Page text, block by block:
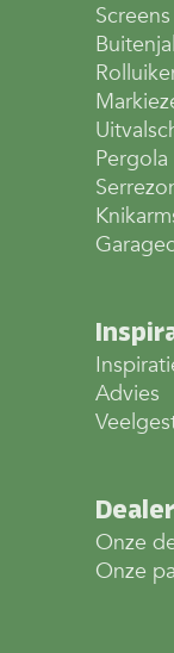
Screens
Pergola
Advies
Onze
Onze